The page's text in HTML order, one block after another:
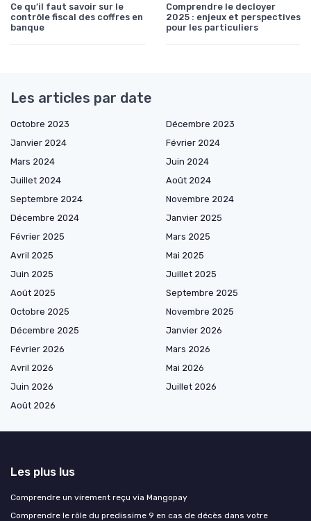
Ce qu’il faut savoir sur le
contrôle fiscal des coffres en
banque
Comprendre le decloyer
2025 : enjeux et perspectives
pour les particuliers
Les articles par date
Octobre 2023
Décembre 2023
Janvier 2024
Février 2024
Mars 2024
Juin 2024
Juillet 2024
Août 2024
Septembre 2024
Novembre 2024
Décembre 2024
Janvier 2025
Février 2025
Mars 2025
Avril 2025
Mai 2025
Juin 2025
Juillet 2025
Août 2025
Septembre 2025
Octobre 2025
Novembre 2025
Décembre 2025
Janvier 2026
Février 2026
Mars 2026
Avril 2026
Mai 2026
Juin 2026
Juillet 2026
Août 2026
Les plus lus
Comprendre un virement reçu via Mangopay
Comprendre le rôle du predissime 9 en cas de décès dans votre